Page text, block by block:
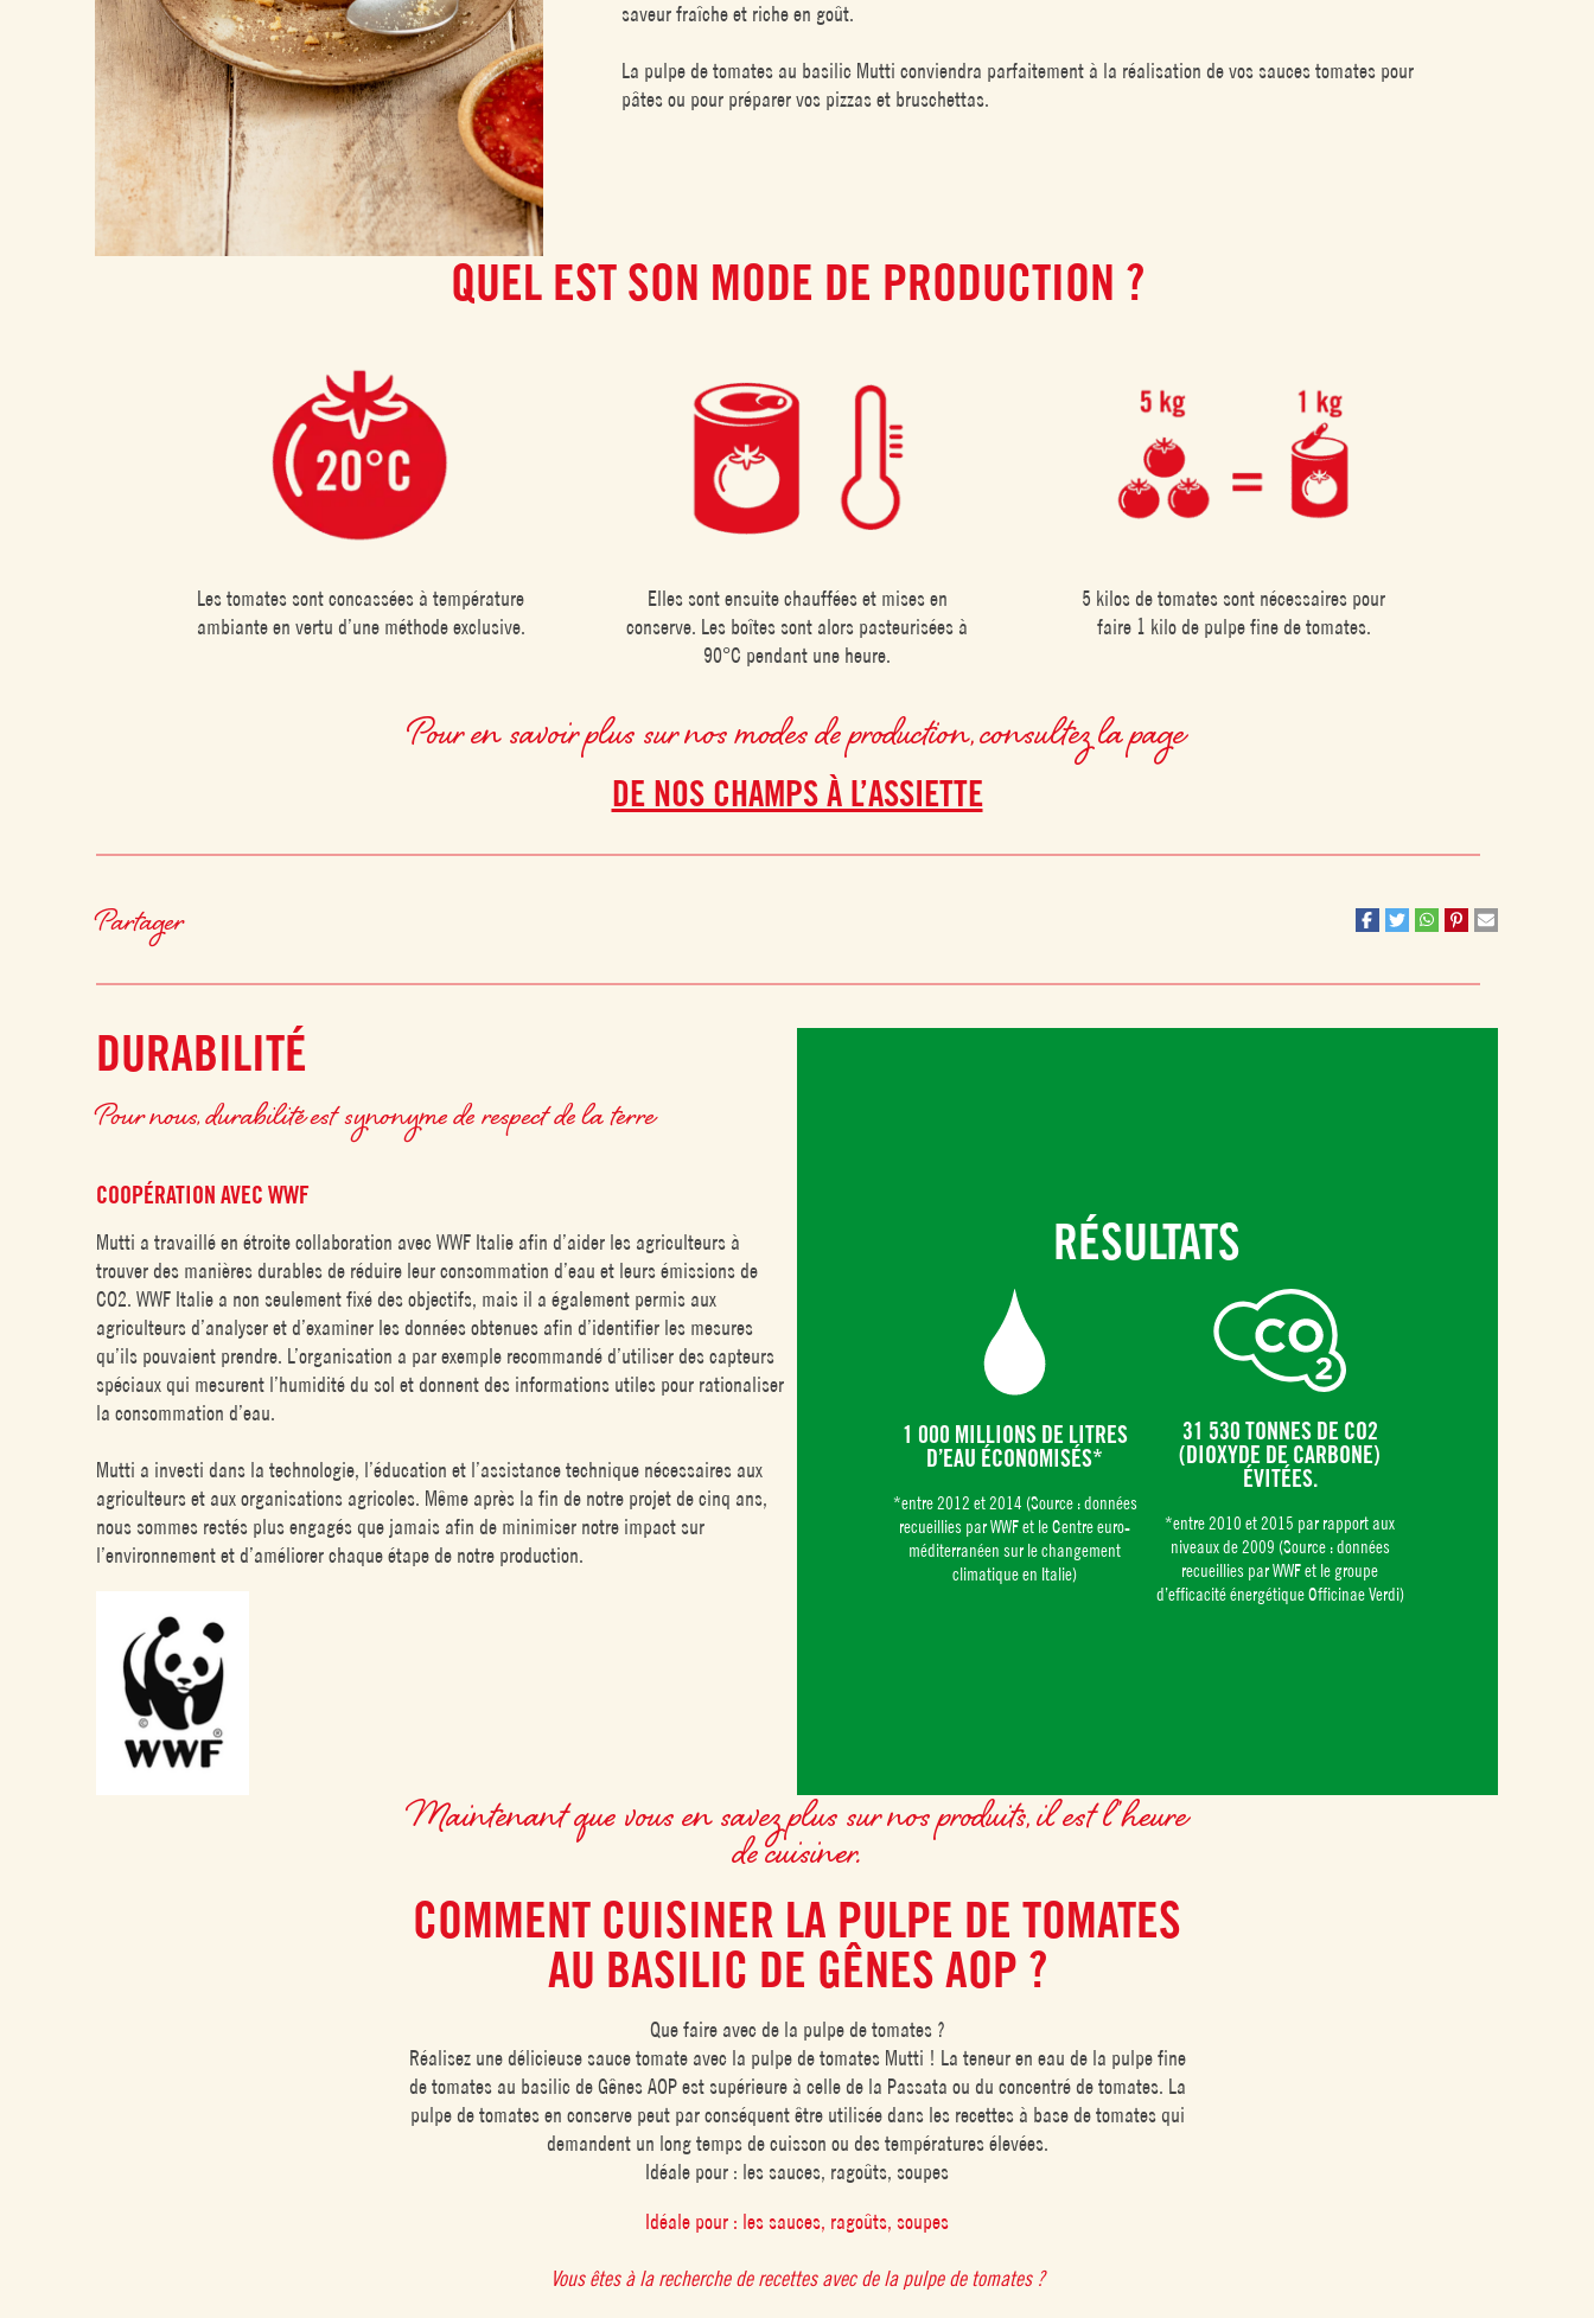
saveur fraîche et riche en goût.
La pulpe de tomates au basilic Mutti conviendra parfaitement à la réalisation de vos sauces tomates pour
pâtes ou pour préparer vos pizzas et bruschettas.
QUEL EST SON MODE DE PRODUCTION ?
Les tomates sont concassées à température
ambiante en vertu d’une méthode exclusive.
Elles sont ensuite chauffées et mises en
conserve. Les boîtes sont alors pasteurisées à
90°C pendant une heure.
5 kilos de tomates sont nécessaires pour
faire 1 kilo de pulpe fine de tomates.
Pour en savoir plus sur nos modes de production, consultez la page
DE NOS CHAMPS À L’ASSIETTE
Partager
DURABILITÉ
Pour nous, durabilité est synonyme de respect de la terre
COOPÉRATION AVEC WWF
Mutti a travaillé en étroite collaboration avec WWF Italie afin d’aider les agriculteurs à
trouver des manières durables de réduire leur consommation d’eau et leurs émissions de
CO2. WWF Italie a non seulement fixé des objectifs, mais il a également permis aux
agriculteurs d’analyser et d’examiner les données obtenues afin d’identifier les mesures
qu’ils pouvaient prendre. L’organisation a par exemple recommandé d’utiliser des capteurs
spéciaux qui mesurent l’humidité du sol et donnent des informations utiles pour rationaliser
la consommation d’eau.
Mutti a investi dans la technologie, l’éducation et l’assistance technique nécessaires aux
agriculteurs et aux organisations agricoles. Même après la fin de notre projet de cinq ans,
nous sommes restés plus engagés que jamais afin de minimiser notre impact sur
l’environnement et d’améliorer chaque étape de notre production.
RÉSULTATS
1 000 MILLIONS DE LITRES
D’EAU ÉCONOMISÉS*
*entre 2012 et 2014 (Source : données
recueillies par WWF et le Centre euro-
méditerranéen sur le changement
climatique en Italie)
31 530 TONNES DE CO2
(DIOXYDE DE CARBONE)
ÉVITÉES.
*entre 2010 et 2015 par rapport aux
niveaux de 2009 (Source : données
recueillies par WWF et le groupe
d’efficacité énergétique Officinae Verdi)
Maintenant que vous en savez plus sur nos produits, il est l’heure
de cuisiner.
COMMENT CUISINER LA PULPE DE TOMATES
AU BASILIC DE GÊNES AOP ?
Que faire avec de la pulpe de tomates ?
Réalisez une délicieuse sauce tomate avec la pulpe de tomates Mutti ! La teneur en eau de la pulpe fine
de tomates au basilic de Gênes AOP est supérieure à celle de la Passata ou du concentré de tomates. La
pulpe de tomates en conserve peut par conséquent être utilisée dans les recettes à base de tomates qui
demandent un long temps de cuisson ou des températures élevées.
Idéale pour : les sauces, ragoûts, soupes
Idéale pour : les sauces, ragoûts, soupes
Vous êtes à la recherche de recettes avec de la pulpe de tomates ?